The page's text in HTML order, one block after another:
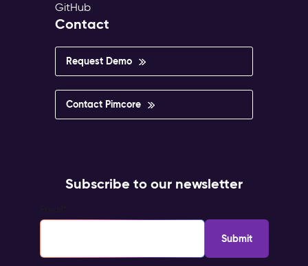
GitHub
Contact
Request Demo
Contact Pimcore
Subscribe to our newsletter